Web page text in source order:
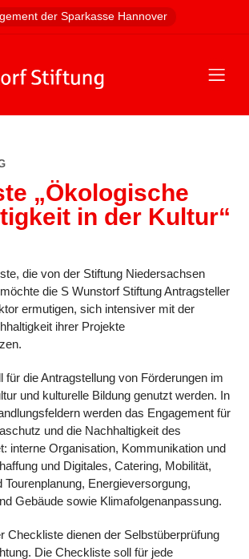
der Sparkasse Hannover
„Ökologische
in der Kultur“
die von der Stiftung Niedersachsen
die S Wunstorf Stiftung Antragsteller
ermutigen, sich intensiver mit der
ihrer Projekte
für die Antragstellung von Förderungen im
und kulturelle Bildung genutzt werden. In
werden das Engagement für
und die Nachhaltigkeit des
interne Organisation, Kommunikation und
und Digitales, Catering, Mobilität,
Tourenplanung, Energieversorgung,
Gebäude sowie Klimafolgenanpassung.
Checkliste dienen der Selbstüberprüfung
Die Checkliste soll für jede